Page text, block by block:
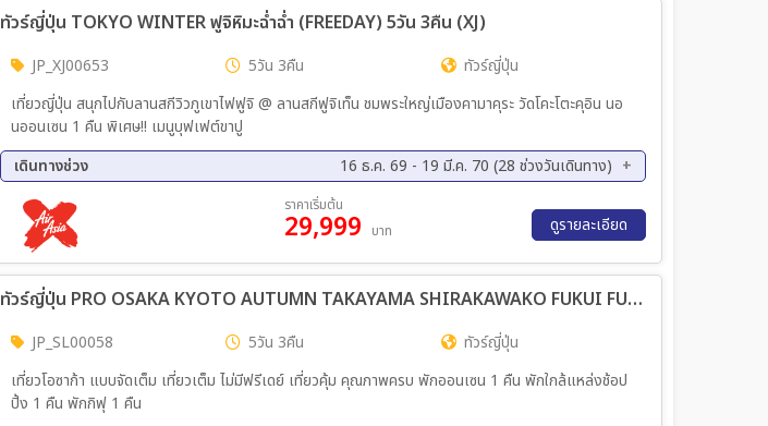
ทัวร์ญี่ปุ่น TOKYO WINTER ฟูจิหิมะฉ่ำฉ่ำ (FREEDAY) 5วัน 3คืน (XJ)
JP_XJ00653 5วัน 3คืน
ทัวร์ญี่ปุ่น
เที่ยวญี่ปุ่น สนุกไปกับลานสกีวิวภูเขาไฟฟูจิ @ ลานสกีฟูจิเท็น ชมพระใหญ่เมืองคามาคุระ วัดโคะโตะคุอิน นอ
นออนเซน 1 คืน พิเศษ!! เมนูบุฟเฟต์ขาปู
เดินทางช่วง
16 ธ.ค. 69 - 19 มี.ค. 70 (28 ช่วงวันเดินทาง)
16 ธ.ค. 69 - 20 ธ.ค. 69
17 ธ.ค. 69 - 21 ธ.ค. 69
23 ธ.ค. 69 - 27 ธ.ค. 69
24 ธ.ค. 69 - 28 ธ.ค. 69
25 ธ.ค. 69 - 29 ธ.ค. 69
26 ธ.ค. 69 - 30 ธ.ค. 69
29 ธ.ค. 69 - 02 ม.ค. 70
30 ธ.ค. 69 - 03 ม.ค. 70
31 ธ.ค. 69 - 04 ม.ค. 70
01 ม.ค. 70 - 05 ม.ค. 70
15 ม.ค. 70 - 19 ม.ค. 70
16 ม.ค. 70 - 20 ม.ค. 70
19 ม.ค. 70 - 23 ม.ค. 70
22 ม.ค. 70 - 26 ม.ค. 70
23 ม.ค. 70 - 27 ม.ค. 70
26 ม.ค. 70 - 30 ม.ค. 70
30 ม.ค. 70 - 03 ก.พ. 70
03 มี.ค 70 - 07 มี.ค 70
05 มี.ค 70 - 09 มี.ค 70
06 มี.ค 70 - 10 มี.ค 70
10 มี.ค 70 - 14 มี.ค 70
ราคาเริ่มต้น
29,999 บาท ดูรายละเอียด
ทัวร์ญี่ปุ่น PRO OSAKA KYOTO AUTUMN TAKAYAMA SHIRAKAWAKO FUKUI FULL DAY 5วัน 3คืน (SL)
JP_SL00058 5วัน 3คืน
ทัวร์ญี่ปุ่น
เที่ยวโอซาก้า แบบจัดเต็ม เที่ยวเต็ม ไม่มีฟรีเดย์ เที่ยวคุ้ม คุณภาพครบ พักออนเซน 1 คืน พักใกล้แหล่งช้อป
ปิ้ง 1 คืน พักกิฟุ 1 คืน